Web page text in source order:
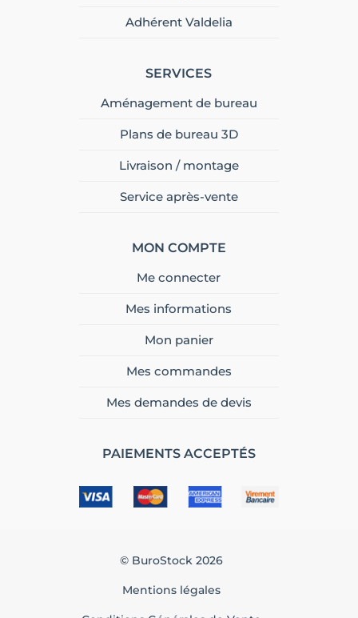
Adhérent Valdelia
SERVICES
Aménagement de bureau
Plans de bureau 3D
Livraison / montage
Service après-vente
MON COMPTE
Me connecter
Mes informations
Mon panier
Mes commandes
Mes demandes de devis
PAIEMENTS ACCEPTÉS
© BuroStock 2026
Mentions légales